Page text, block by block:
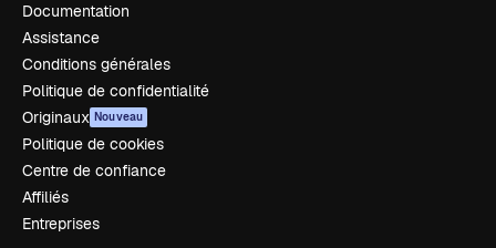
Documentation
Assistance
Conditions générales
Politique de confidentialité
Originaux Nouveau
Politique de cookies
Centre de confiance
Affiliés
Entreprises